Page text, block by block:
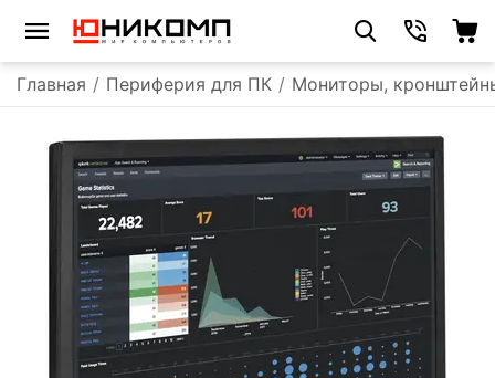
Главная / Периферия для ПК / Мониторы,